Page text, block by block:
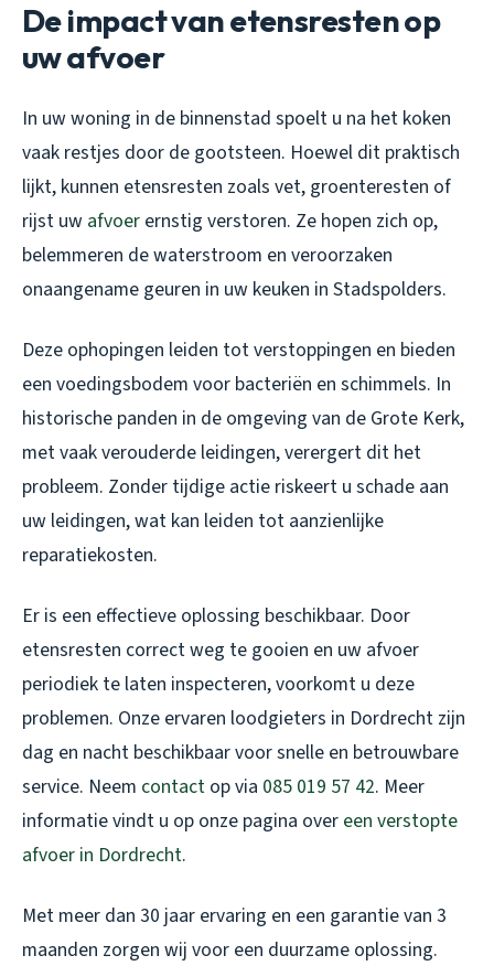
De impact van etensresten op
uw afvoer
In uw woning in de binnenstad spoelt u na het koken
vaak restjes door de gootsteen. Hoewel dit praktisch
lijkt, kunnen etensresten zoals vet, groenteresten of
rijst uw afvoer ernstig verstoren. Ze hopen zich op,
belemmeren de waterstroom en veroorzaken
onaangename geuren in uw keuken in Stadspolders.
Deze ophopingen leiden tot verstoppingen en bieden
een voedingsbodem voor bacteriën en schimmels. In
historische panden in de omgeving van de Grote Kerk,
met vaak verouderde leidingen, verergert dit het
probleem. Zonder tijdige actie riskeert u schade aan
uw leidingen, wat kan leiden tot aanzienlijke
reparatiekosten.
Er is een effectieve oplossing beschikbaar. Door
etensresten correct weg te gooien en uw afvoer
periodiek te laten inspecteren, voorkomt u deze
problemen. Onze ervaren loodgieters in Dordrecht zijn
dag en nacht beschikbaar voor snelle en betrouwbare
service. Neem contact op via 085 019 57 42. Meer
informatie vindt u op onze pagina over een verstopte
afvoer in Dordrecht.
Met meer dan 30 jaar ervaring en een garantie van 3
maanden zorgen wij voor een duurzame oplossing.